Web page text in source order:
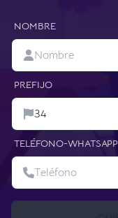
NOMBRE
PREFIJO
TELÉFONO-WHATSAPP